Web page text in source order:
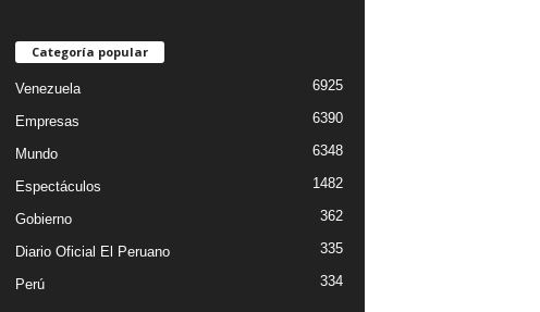
Categoría popular
Venezuela 6925
Empresas 6390
Mundo 6348
Espectáculos 1482
Gobierno 362
Diario Oficial El Peruano 335
Perú 334